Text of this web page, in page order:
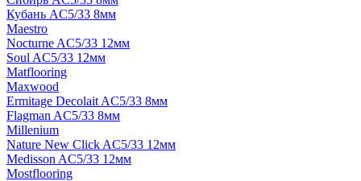
Кубань AC5/33 8мм
Maestro
Nocturne AC5/33 12мм
Soul AC5/33 12мм
Matflooring
Maxwood
Ermitage Decolait AC5/33 8мм
Flagman AC5/33 8мм
Millenium
Nature New Click AC5/33 12мм
Medisson AC5/33 12мм
Mostflooring